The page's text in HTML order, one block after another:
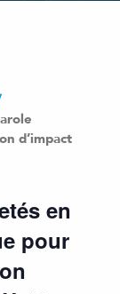
d’impact
en
pour